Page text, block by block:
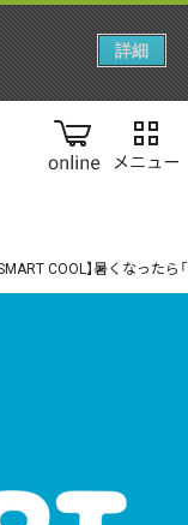
online
SMART COOL】暑くなった
詳細